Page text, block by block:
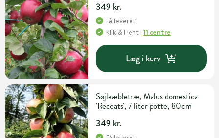
349 kr.
Få leveret
Klik & Hent i11 centre
Læg i kurv
Søjleæbletræ, Malus domestica
'Redcats', 7 liter potte, 80cm
349 kr.